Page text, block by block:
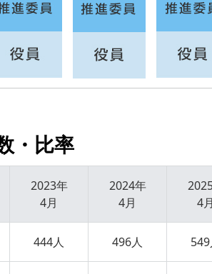
・比率
2023年
4月
2024年
4月
4月
444人 496人 549